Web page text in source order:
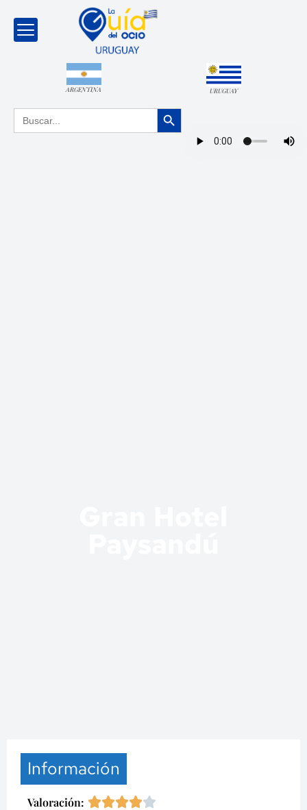
ARGENTINA URUGUAY
Buscar: Botón de búsqueda
Información
Valoración: